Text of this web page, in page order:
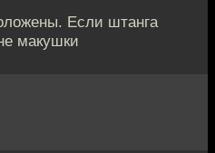
Если штанга
макушки